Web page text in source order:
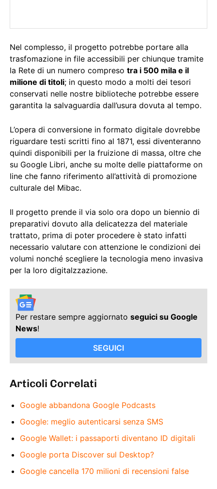
Nel complesso, il progetto potrebbe portare alla
trasfomazione in file accessibili per chiunque tramite
la Rete di un numero compreso tra i 500 mila e il
milione di titoli; in questo modo a molti dei tesori
conservati nelle nostre biblioteche potrebbe essere
garantita la salvaguardia dall’usura dovuta al tempo.
L’opera di conversione in formato digitale dovrebbe
riguardare testi scritti fino al 1871, essi diventeranno
quindi disponibili per la fruizione di massa, oltre che
su Google Libri, anche su molte delle piattaforme on
line che fanno riferimento all’attività di promozione
culturale del Mibac.
Il progetto prende il via solo ora dopo un biennio di
preparativi dovuto alla delicatezza del materiale
trattato, prima di poter procedere è stato infatti
necessario valutare con attenzione le condizioni dei
volumi nonché scegliere la tecnologia meno invasiva
per la loro digitalzzazione.
Per restare sempre aggiornato seguici su Google
News!
SEGUICI
Articoli Correlati
Google abbandona Google Podcasts
Google: meglio autenticarsi senza SMS
Google Wallet: i passaporti diventano ID digitali
Google porta Discover sul Desktop?
Google cancella 170 milioni di recensioni false